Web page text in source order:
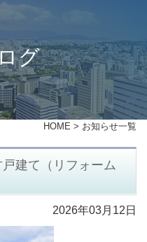
グ
HOME > お知らせ一覧
建て（リフォーム
2026年03月12日